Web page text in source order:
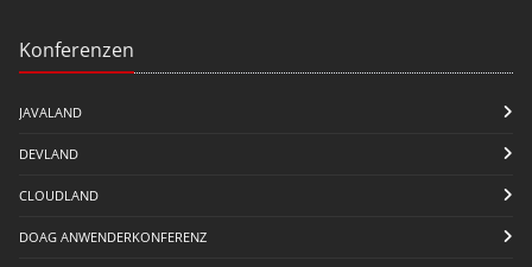
Konferenzen
JAVALAND
DEVLAND
CLOUDLAND
DOAG ANWENDERKONFERENZ